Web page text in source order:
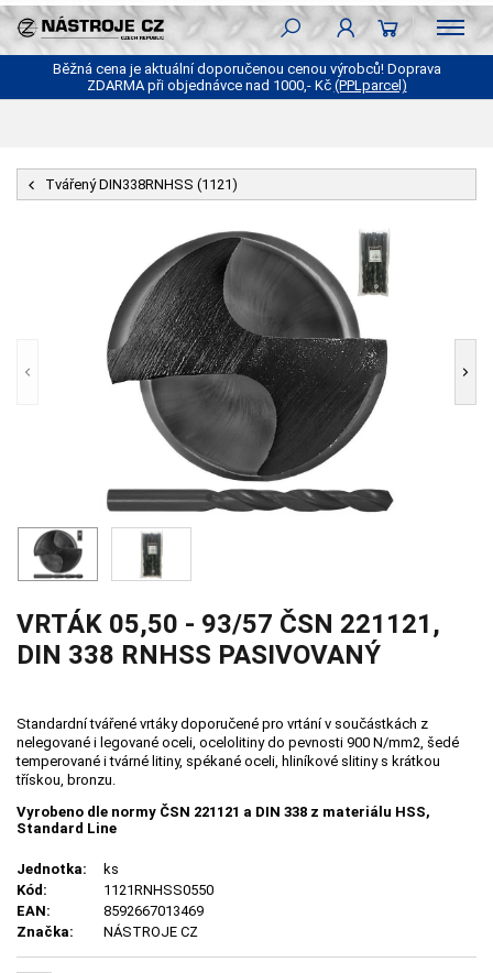
Běžná cena je aktuální doporučenou cenou výrobců! Doprava
ZDARMA při objednávce nad 1000,- Kč (PPLparcel)
Tvářený DIN338RNHSS (1121)
VRTÁK 05,50 - 93/57 ČSN 221121,
DIN 338 RNHSS PASIVOVANÝ
Standardní tvářené vrtáky doporučené pro vrtání v součástkách z
nelegované i legované oceli, ocelolitiny do pevnosti 900 N/mm2, šedé
temperované i tvárné litiny, spékané oceli, hliníkové slitiny s krátkou
třískou, bronzu.
Vyrobeno dle normy ČSN 221121 a DIN 338 z materiálu HSS,
Standard Line
Jednotka:
ks
Kód:
1121RNHSS0550
EAN:
8592667013469
Značka:
NÁSTROJE CZ